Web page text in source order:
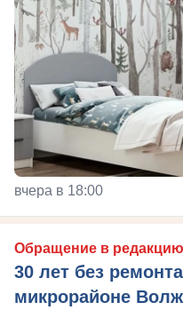
вчера в 18:00
Обращение в редакцию
30 лет без
микрорайоне